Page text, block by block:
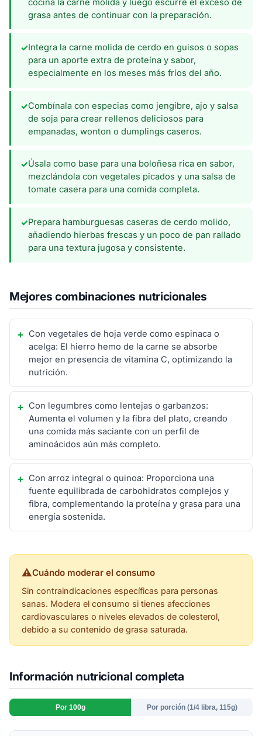
cocina la carne molida y luego escurre el exceso de
grasa antes de continuar con la preparación.
✓Integra la carne molida de cerdo en guisos o sopas
para un aporte extra de proteína y sabor,
especialmente en los meses más fríos del año.
✓Combínala con especias como jengibre, ajo y salsa
de soja para crear rellenos deliciosos para
empanadas, wonton o dumplings caseros.
✓Úsala como base para una boloñesa rica en sabor,
mezclándola con vegetales picados y una salsa de
tomate casera para una comida completa.
✓Prepara hamburguesas caseras de cerdo molido,
añadiendo hierbas frescas y un poco de pan rallado
para una textura jugosa y consistente.
Mejores combinaciones nutricionales
Con vegetales de hoja verde como espinaca o
acelga: El hierro hemo de la carne se absorbe
mejor en presencia de vitamina C, optimizando la
nutrición.
Con legumbres como lentejas o garbanzos:
Aumenta el volumen y la fibra del plato, creando
una comida más saciante con un perfil de
aminoácidos aún más completo.
Con arroz integral o quinoa: Proporciona una
fuente equilibrada de carbohidratos complejos y
fibra, complementando la proteína y grasa para una
energía sostenida.
⚠Cuándo moderar el consumo
Sin contraindicaciones específicas para personas
sanas. Modera el consumo si tienes afecciones
cardiovasculares o niveles elevados de colesterol,
debido a su contenido de grasa saturada.
Información nutricional completa
Por 100g Por porción (1/4 libra, 115g)